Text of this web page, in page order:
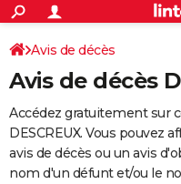
ACTUALITÉS
Politique
Société
Faits Divers
Education
Monde
Villes
+
SPORT
Coupe du monde 2026
Football
Tennis
Cyclisme
Rugby
Forum
Programme TV
TNT
Streaming
Cinéma
Sorties cinéma
Musique
+
FINANCE
Retraite
Epargne
Immobilier
Risques naturels par ville
Banque
Assurance
AUTO
Avis de décès
Avis de décès
Accédez gratuitement sur
DESCREUX. Vous pouvez
avis de décès ou un avis
nom d'un défunt et/ou le